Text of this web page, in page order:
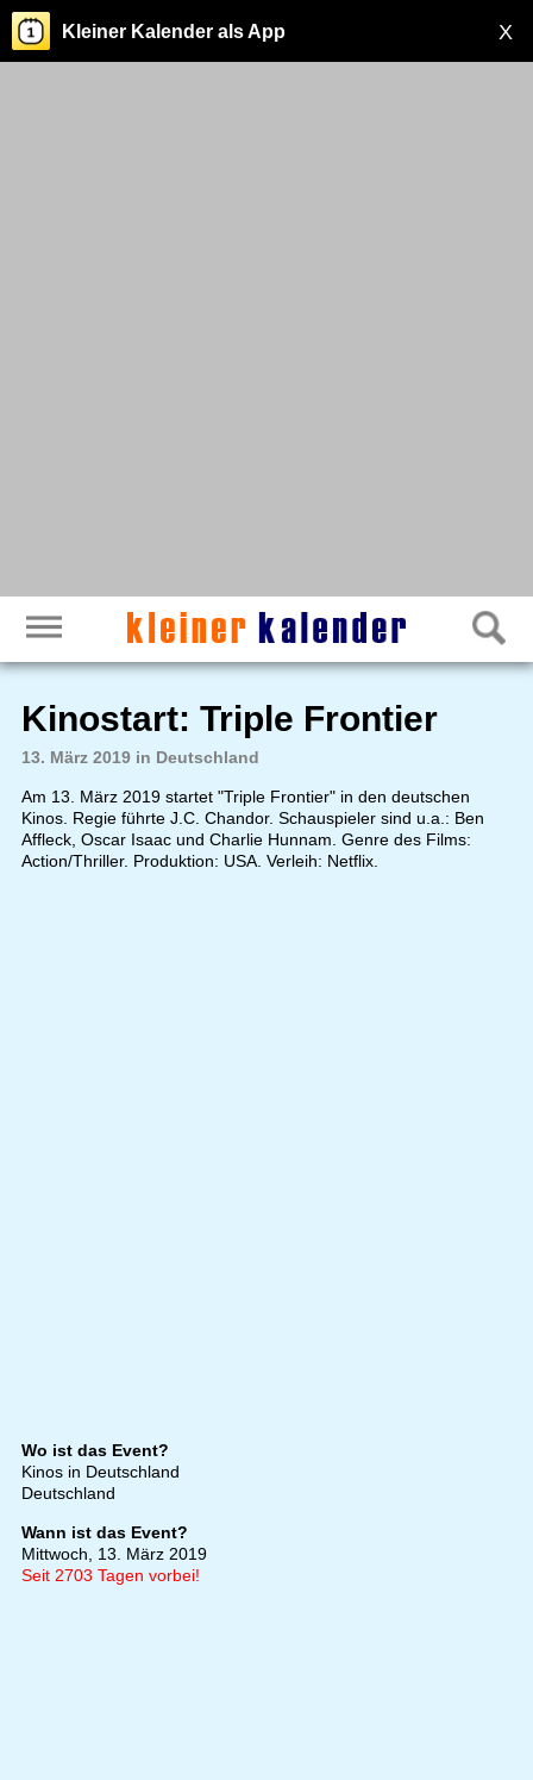
X
Kleiner Kalender als App
Kinostart: Triple Frontier
13. März 2019 in Deutschland
Am 13. März 2019 startet "Triple Frontier" in den deutschen
Kinos. Regie führte J.C. Chandor. Schauspieler sind u.a.: Ben
Affleck, Oscar Isaac und Charlie Hunnam. Genre des Films:
Action/Thriller. Produktion: USA. Verleih: Netflix.
Wo ist das Event?
Kinos in Deutschland
Deutschland
Wann ist das Event?
Mittwoch, 13. März 2019
Seit 2703 Tagen vorbei!